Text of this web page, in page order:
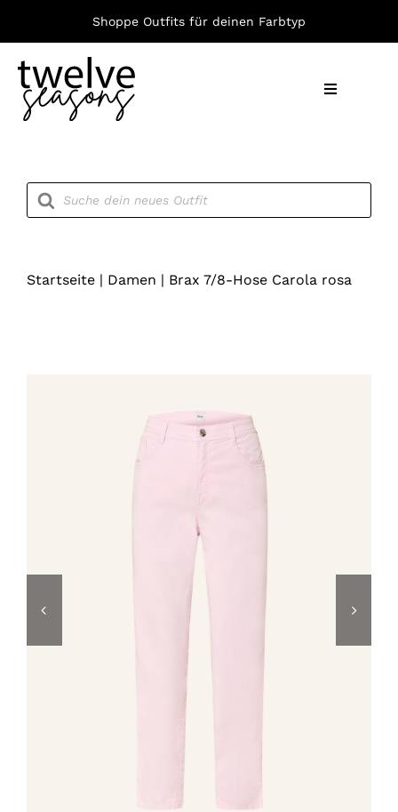
springen
Shoppe Outfits für deinen Farbtyp
Toggle
Products
search
Startseite| Damen | Brax 7/8-Hose Carola rosa